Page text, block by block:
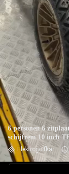
6 personen 6
schijfrem 10 inch
Elektrogolfkar